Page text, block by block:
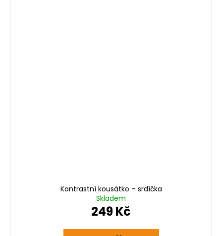
Kontrastní kousátko – srdíčka
Skladem
249 Kč